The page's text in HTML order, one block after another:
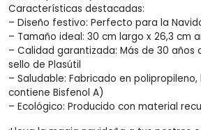
Características destacadas:
– Diseño festivo: Perfecto para la
– Tamaño ideal: 30 cm largo x 26,3 cm
– Calidad garantizada: Más de 30 años
sello de Plasútil
– Saludable: Fabricado en polipropileno,
contiene Bisfenol A)
– Ecológico: Producido con material